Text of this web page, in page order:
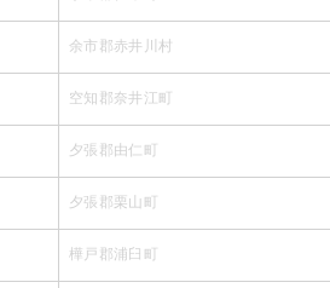
余市郡赤井川村
空知郡奈井江町
夕張郡由仁町
夕張郡栗山町
樺戸郡浦臼町